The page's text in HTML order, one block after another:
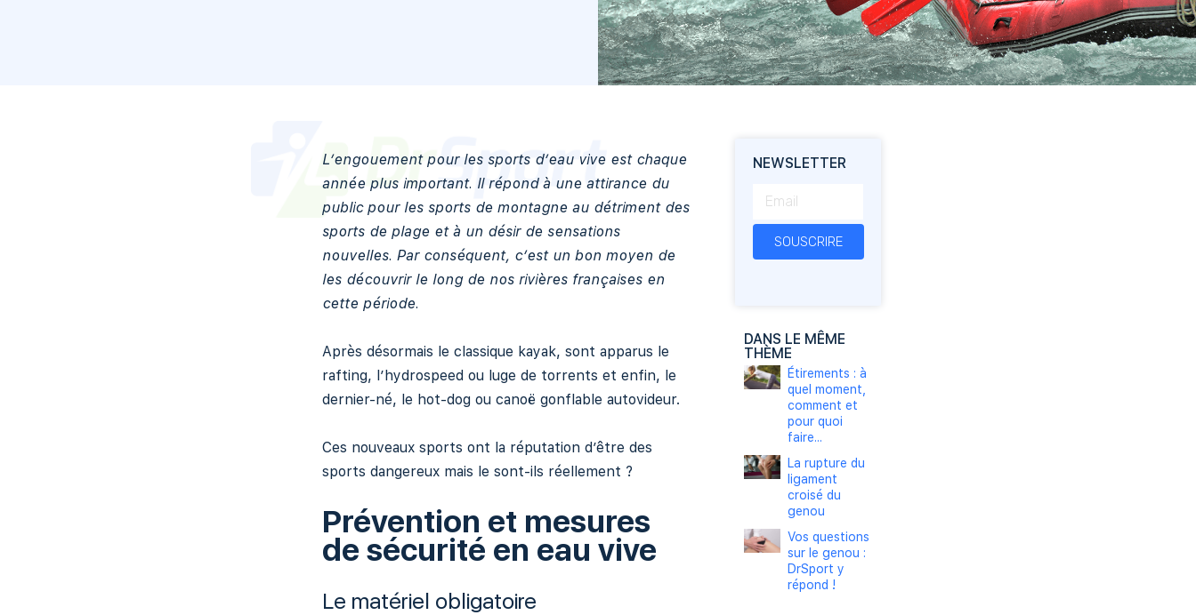
L’engouement pour les sports d’eau vive est chaque
année plus important. Il répond à une attirance du
public pour les sports de montagne au détriment des
sports de plage et à un désir de sensations
nouvelles. Par conséquent, c’est un bon moyen de
les découvrir le long de nos rivières françaises en
cette période.
Après désormais le classique kayak, sont apparus le
rafting, l’hydrospeed ou luge de torrents et enfin, le
dernier-né, le hot-dog ou canoë gonflable autovideur.
Ces nouveaux sports ont la réputation d’être des
sports dangereux mais le sont-ils réellement ?
Prévention et mesures
de sécurité en eau vive
Le matériel obligatoire
NEWSLETTER
SOUSCRIRE
DANS LE MÊME
THÈME
Étirements : à
quel moment,
comment et
pour quoi
faire...
La rupture du
ligament
croisé du
genou
Vos questions
sur le genou :
DrSport y
répond !